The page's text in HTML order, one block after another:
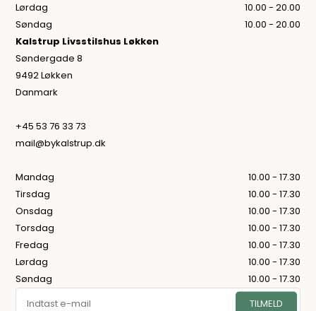
Lørdag
10.00 - 20.00
Søndag
10.00 - 20.00
Kalstrup Livsstilshus Løkken
Søndergade 8
9492 Løkken
Danmark
+45 53 76 33 73
mail@bykalstrup.dk
Mandag
10.00 - 17.30
Tirsdag
10.00 - 17.30
Onsdag
10.00 - 17.30
Torsdag
10.00 - 17.30
Fredag
10.00 - 17.30
Lørdag
10.00 - 17.30
Søndag
10.00 - 17.30